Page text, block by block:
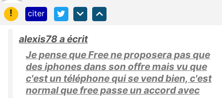
!
citer
alexis78 a écrit
Je pense que Free ne proposera pas que
des iphones dans son offre mais vu que
c'est un téléphone qui se vend bien, c'est
normal que free passe un accord avec